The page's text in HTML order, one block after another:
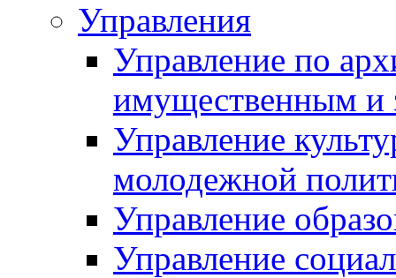
Управления
Управление по
имущественным и
Управление
молодежной
Управление
Управление